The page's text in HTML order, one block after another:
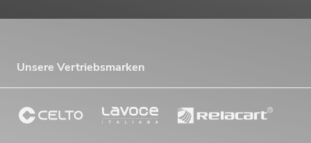
Unsere Vertriebsmarken